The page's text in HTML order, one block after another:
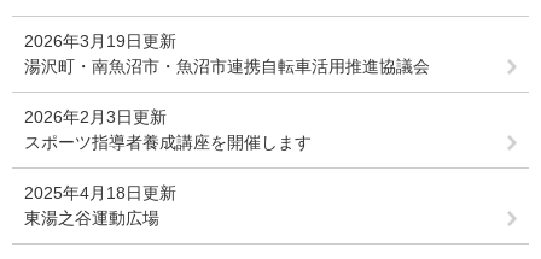
2026年3月19日更新
湯沢町・南魚沼市・魚沼市連携自転車活用推進協議会
2026年2月3日更新
スポーツ指導者養成講座を開催します
2025年4月18日更新
東湯之谷運動広場